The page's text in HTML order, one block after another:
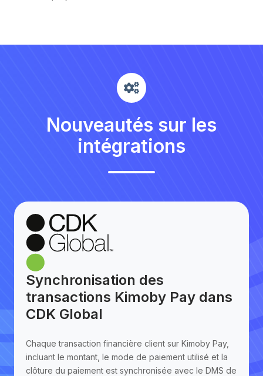
Nouveautés sur les
intégrations
Synchronisation des
transactions Kimoby Pay dans
CDK Global
Chaque transaction financière client sur Kimoby Pay,
incluant le montant, le mode de paiement utilisé et la
clôture du paiement est synchronisée avec le DMS de